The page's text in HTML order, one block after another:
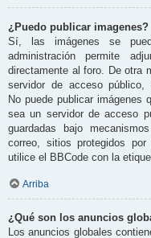
¿Puedo publicar imagenes?
Sí, las imágenes se
administración permite
directamente al foro. De otra
servidor de acceso público,
No puede publicar imágenes
sea un servidor de acceso
guardadas bajo
correo, sitios protegidos
utilice el BBCode con la
Arriba
¿Qué son los anuncios
Los anuncios globales